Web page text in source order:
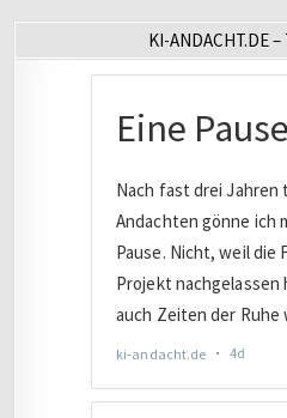
KI-ANDACHT.DE –